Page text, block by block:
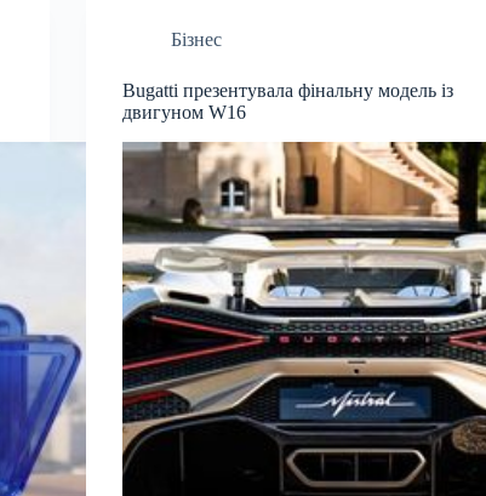
Бізнес
Bugatti презентувала фінальну модель із
двигуном W16